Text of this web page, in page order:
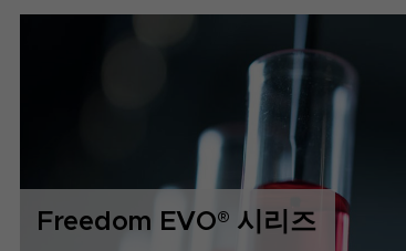
Freedom EVO® 시리즈